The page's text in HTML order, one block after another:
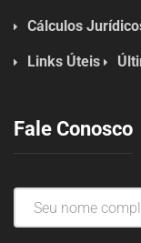
Cálculos
Links Úteis
Fale Conosco